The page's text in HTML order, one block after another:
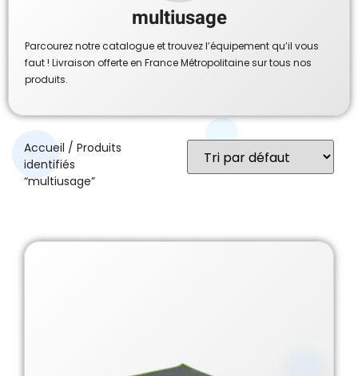
multiusage
Parcourez notre catalogue et trouvez l’équipement qu’il vous
faut ! Livraison offerte en France Métropolitaine sur tous nos
produits.
Accueil / Produits
identifiés
“multiusage”